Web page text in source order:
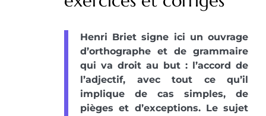
Henri Briet signe ici un ouvrage
d’orthographe et de grammaire
qui va droit au but : l’accord de
l’adjectif, avec tout ce qu’il
implique de cas simples, de
pièges et d’exceptions. Le sujet